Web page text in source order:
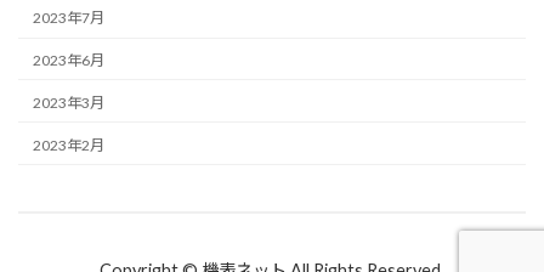
2023年7月
2023年6月
2023年3月
2023年2月